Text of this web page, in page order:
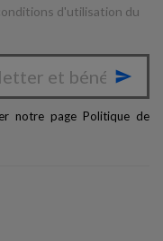
d'utilisation du

notre page Politique de